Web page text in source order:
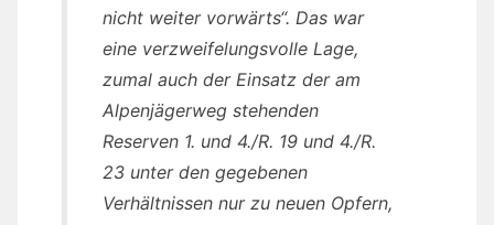
nicht weiter vorwärts“. Das war
eine verzweifelungsvolle Lage,
zumal auch der Einsatz der am
Alpenjägerweg stehenden
Reserven 1. und 4./R. 19 und 4./R.
23 unter den gegebenen
Verhältnissen nur zu neuen Opfern,